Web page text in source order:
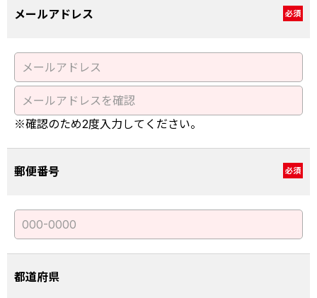
メールアドレス 必須
※確認のため2度入力してください。
郵便番号 必須
都道府県